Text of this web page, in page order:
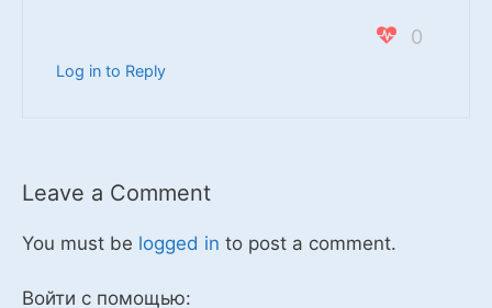
0
Log in to Reply
Leave a Comment
You must be logged in to post a comment.
Войти с помощью: